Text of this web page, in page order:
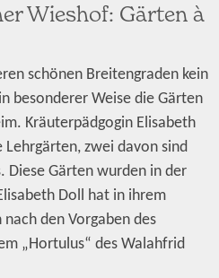
Wieshof: Gärten à
schönen Breitengraden kein
besonderer Weise die Gärten
Kräuterpädgogin Elisabeth
zwei davon sind
Diese Gärten wurden in der
Doll hat in ihrem
den Vorgaben des
„Hortulus“ des Walahfrid